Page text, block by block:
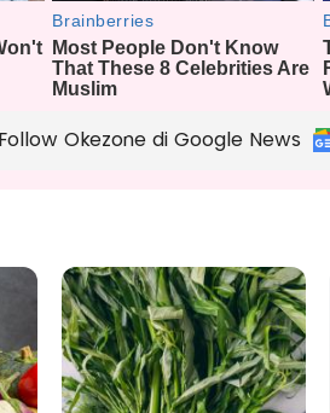
Follow Okezone di Google News